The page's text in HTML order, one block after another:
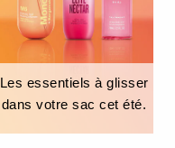
Les essentiels à glisser
dans votre sac cet été.